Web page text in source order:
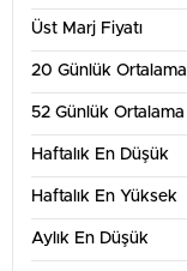
Üst Marj Fiyatı
20 Günlük Ortalama
52 Günlük Ortalama
Haftalık En Düşük
Haftalık En Yüksek
Aylık En Düşük